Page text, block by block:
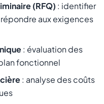
(RFQ) : identifier
aux exigences
: évaluation des
fonctionnel
: analyse des coûts